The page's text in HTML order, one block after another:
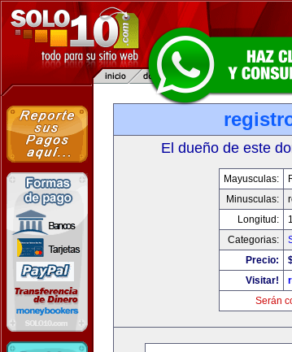
El dueño de este
Mayusculas:
Minusculas:
Longitud:
Categorias:
Precio:
Visitar!
Serán